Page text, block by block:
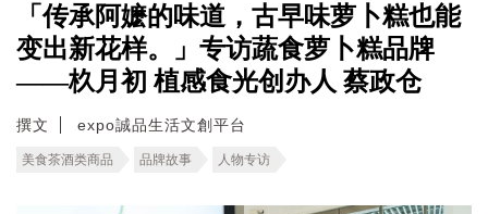
「传承阿嬷的味道，古早味萝卜糕也能
变出新花样。」专访蔬食萝卜糕品牌
——杦月初 植感食光创办人 蔡政仓
撰文 expo誠品生活文創平台
美食茶酒类商品 品牌故事 人物专访